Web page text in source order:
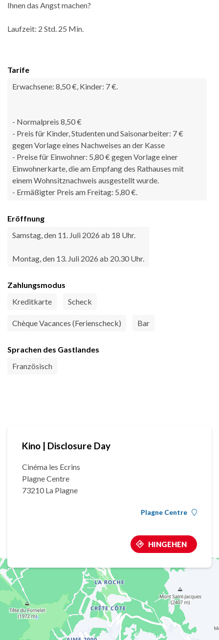
Ihnen das Angst machen?
Laufzeit: 2 Std. 25 Min.
Tarife
Erwachsene: 8,50 €, Kinder: 7 €.
- Normalpreis 8,50 €
- Preis für Kinder, Studenten und Saisonarbeiter: 7 €
gegen Vorlage eines Nachweises an der Kasse
- Preise für Einwohner: 5,80 € gegen Vorlage einer
Einwohnerkarte, die am Empfang des Rathauses mit
einem Wohnsitznachweis ausgestellt wurde.
- Ermäßigter Preis am Freitag: 5,80 €.
Eröffnung
Samstag, den 11. Juli 2026 ab 18 Uhr.
Montag, den 13. Juli 2026 ab 20.30 Uhr.
Zahlungsmodus
Kreditkarte
Scheck
Chèque Vacances (Ferienscheck) Bar
Sprachen des Gastlandes
Französisch
Kino | Disclosure Day
Cinéma les Ecrins
Plagne Centre
73210 La Plagne
Plagne Centre
HINGEHEN